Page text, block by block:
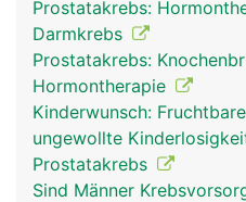
Ratgeber
Rubriken
Prostatakrebs:
Darmkrebs
Prostatakrebs:
Hormontherapie
Kinderwunsch:
ungewollte
Prostatakrebs
Sind Männer